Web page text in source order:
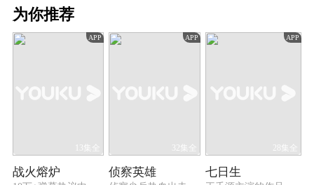
的忠诚和什么样的牺牲最为壮美，浓墨重彩地讴
为你推荐
APP
13集全
战火熔炉
APP
32集全
侦察英雄
APP
28集全
七日生